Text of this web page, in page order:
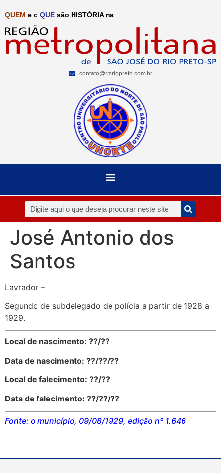
QUEM e o QUE são HISTÓRIA na
contato@rmriopreto.com.br
José Antonio dos
Santos
Lavrador –
Segundo de subdelegado de polícia a partir de 1928 a
1929.
Local de nascimento: ??/??
Data de nascimento: ??/??/??
Local de falecimento: ??/??
Data de falecimento: ??/??/??
Fonte: o município, 09/08/1929, edição nº 1.646